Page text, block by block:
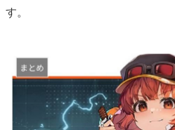
す。